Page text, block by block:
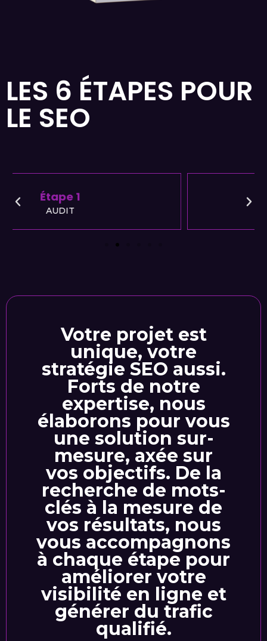
LES 6 ÉTAPES POUR
LE SEO
Votre projet est
unique, votre
stratégie SEO aussi.
Forts de notre
expertise, nous
élaborons pour vous
une solution sur-
mesure, axée sur
vos objectifs. De la
recherche de mots-
clés à la mesure de
vos résultats, nous
vous accompagnons
à chaque étape pour
améliorer votre
visibilité en ligne et
générer du trafic
qualifié.